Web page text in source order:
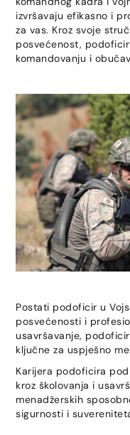
izvršavaju efikasno i
za vas. Kroz svoje
posvećenost,
komandovanju i
Postati podoficir u
posvećenosti i
usavršavanje,
ključne za uspješno
Karijera podoficira
kroz školovanja i
menadžerskih
sigurnosti i